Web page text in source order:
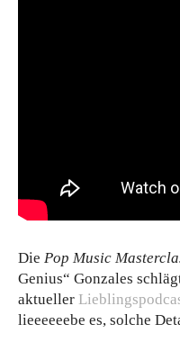
Die Pop Music
Genius“ Gonzales
aktueller
lieeeeeebe es, solche